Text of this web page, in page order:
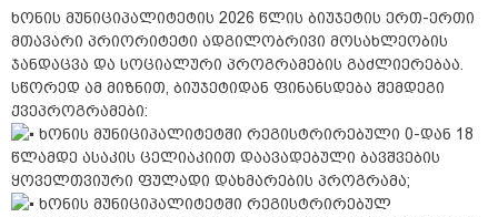
ხონის მუნიციპალიტეტის 2026 წლის ბიუჯეტის ერთ-ერთი
მთავარი პრიორიტეტი ადგილობრივი მოსახლეობის
ჯანდაცვა და სოციალური პროგრამების გაძლიერებაა.
სწორედ ამ მიზნით, ბიუჯეტიდან ფინანსდება შემდეგი
ქვეპროგრამები:
ხონის მუნიციპალიტეტში რეგისტრირებული 0-დან 18
წლამდე ასაკის ცელიაკიით დაავადებული ბავშვების
ყოველთვიური ფულადი დახმარების პროგრამა;
ხონის მუნიციპალიტეტში რეგისტრირებულ